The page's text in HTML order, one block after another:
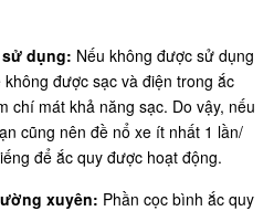
dụng: Nếu không được sử dụng
được sạc và điện trong ắc
chí mát khả năng sạc. Do vậy, nếu
cũng nên đề nổ xe ít nhất 1 lần/
để ắc quy được hoạt động.
xuyên: Phần cọc bình ắc quy